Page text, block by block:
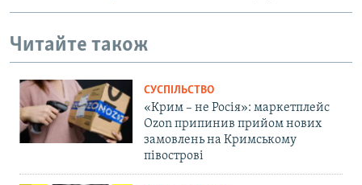
Читайте також
СУСПІЛЬСТВО
«Крим – не Росія»: маркетплейс
Ozon припинив прийом нових
замовлень на Кримському
півострові